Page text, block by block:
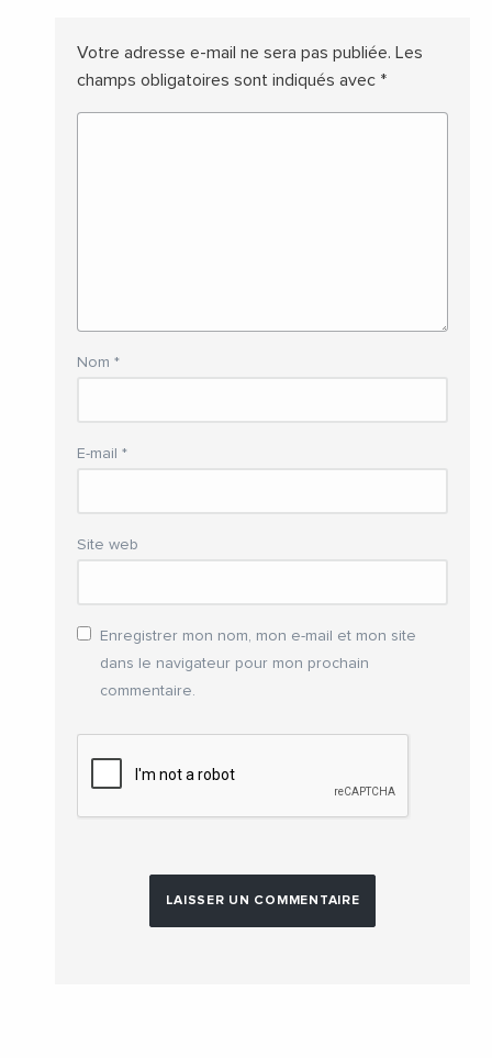
Votre adresse e-mail ne sera pas publiée. Les
champs obligatoires sont indiqués avec *
Nom *
E-mail *
Site web
Enregistrer mon nom, mon e-mail et mon site
dans le navigateur pour mon prochain
commentaire.